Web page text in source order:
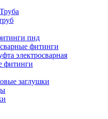
пнд
фитинги
электросварная
фитинги
заглушки